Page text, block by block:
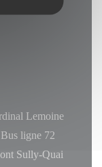
Lemoine
ligne 72
Sully-Quai